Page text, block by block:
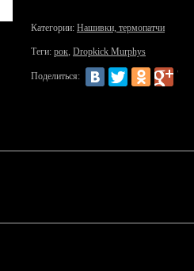
Категории: Нашивки, термопатчи
Теги: рок, Dropkick Murphys
Поделиться: